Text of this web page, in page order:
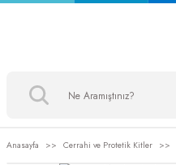
Anasayfa Cerrahi ve Protetik Kitler